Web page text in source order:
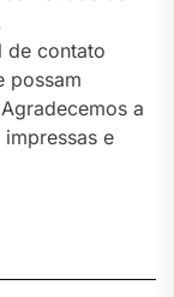
de contato
possam
a
e